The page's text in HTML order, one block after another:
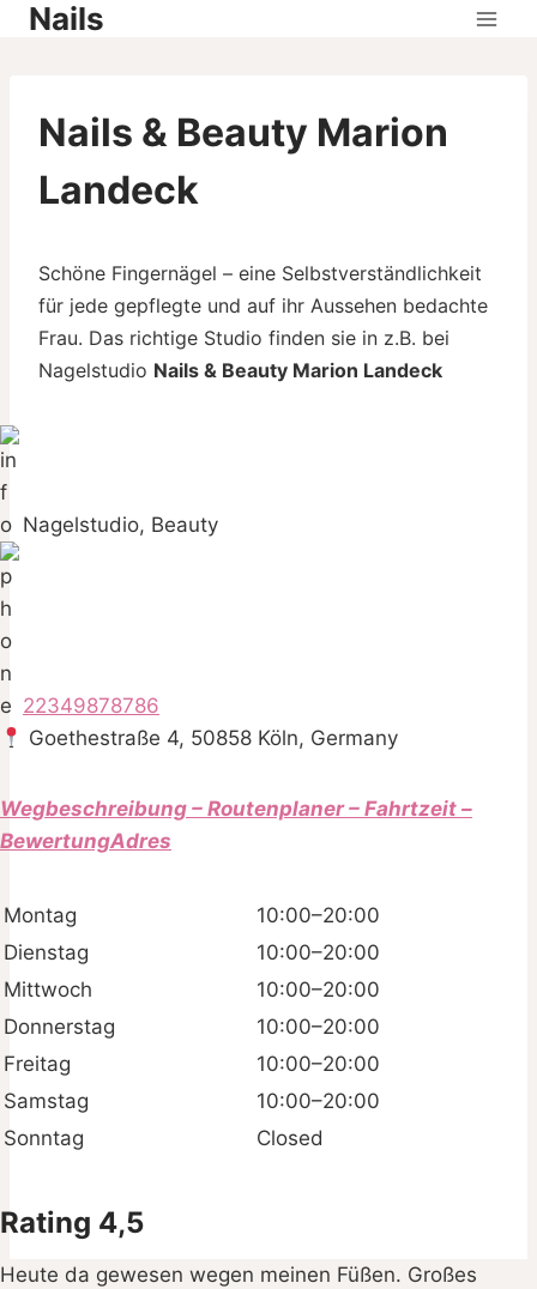
SkipNails
Nails & Beauty Marion
Landeck
Schöne Fingernägel – eine Selbstverständlichkeit
für jede gepflegte und auf ihr Aussehen bedachte
Frau. Das richtige Studio finden sie in z.B. bei
Nagelstudio Nails & Beauty Marion Landeck
Nagelstudio, Beauty
22349878786
Goethestraße 4, 50858 Köln, Germany
Wegbeschreibung – Routenplaner – Fahrtzeit –
BewertungAdres
Montag
10:00–20:00
Dienstag
10:00–20:00
Mittwoch
10:00–20:00
Donnerstag
10:00–20:00
Freitag
10:00–20:00
Samstag
10:00–20:00
Sonntag
Closed
Rating 4,5
Heute da gewesen wegen meinen Füßen. Großes